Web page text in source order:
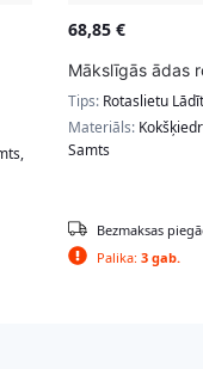
68,85 €
Mākslīgās ādas
Tips: Rotaslietu
Materiāls:
Samts
Palika: 3 gab.
Bezmaksas